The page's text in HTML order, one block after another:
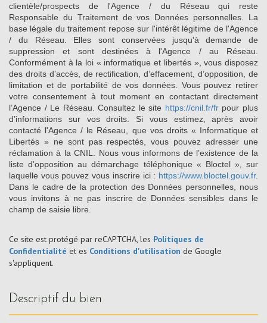
clientèle/prospects de l'Agence / du Réseau qui reste
Responsable du Traitement de vos Données personnelles. La
base légale du traitement repose sur l'intérêt légitime de l'Agence
/ du Réseau. Elles sont conservées jusqu'à demande de
suppression et sont destinées à l'Agence / au Réseau.
Conformément à la loi « informatique et libertés », vous disposez
des droits d’accès, de rectification, d’effacement, d’opposition, de
limitation et de portabilité de vos données. Vous pouvez retirer
votre consentement à tout moment en contactant directement
l’Agence / Le Réseau. Consultez le site https://cnil.fr/frpour plus
d’informations sur vos droits. Si vous estimez, après avoir
contacté l'Agence / le Réseau, que vos droits « Informatique et
Libertés » ne sont pas respectés, vous pouvez adresser une
réclamation à la CNIL. Nous vous informons de l’existence de la
liste d'opposition au démarchage téléphonique « Bloctel », sur
laquelle vous pouvez vous inscrire ici : https://www.bloctel.gouv.fr.
Dans le cadre de la protection des Données personnelles, nous
vous invitons à ne pas inscrire de Données sensibles dans le
champ de saisie libre.
Ce site est protégé par reCAPTCHA, les Politiques de
Confidentialité et es Conditions d'utilisation de Google
s'appliquent.
descriptif du bien